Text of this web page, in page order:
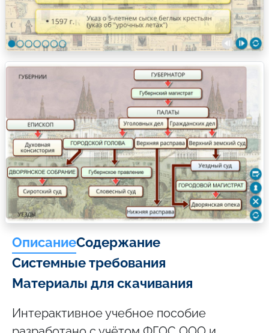
ОписаниеСодержание
Системные требования
Материалы для скачивания
Интерактивное учебное пособие